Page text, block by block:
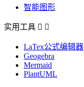
智能图形
实用工具  
LaTex公式编辑器
Geogebra
Mermaid
PlantUML